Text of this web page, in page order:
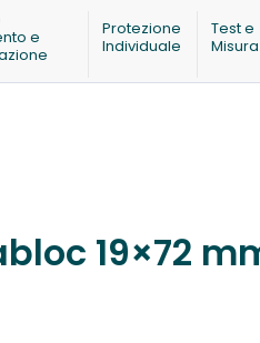
e
Protezione
Individuale
Test e
19×72